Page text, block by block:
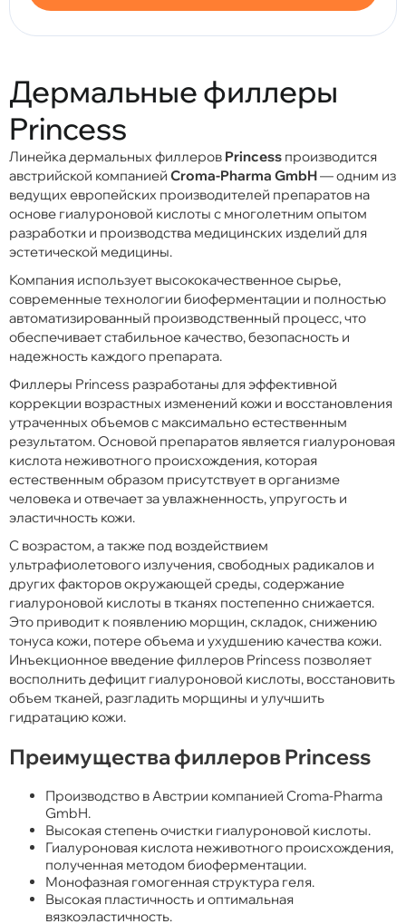
Дермальные филлеры
Princess
Линейка дермальных филлеров Princess производится
австрийской компанией Croma-Pharma GmbH— одним из
ведущих европейских производителей препаратов на
основе гиалуроновой кислоты с многолетним опытом
разработки и производства медицинских изделий для
эстетической медицины.
Компания использует высококачественное сырье,
современные технологии биоферментации и полностью
автоматизированный производственный процесс, что
обеспечивает стабильное качество, безопасность и
надежность каждого препарата.
Филлеры Princess разработаны для эффективной
коррекции возрастных изменений кожи и восстановления
утраченных объемов с максимально естественным
результатом. Основой препаратов является гиалуроновая
кислота неживотного происхождения, которая
естественным образом присутствует в организме
человека и отвечает за увлажненность, упругость и
эластичность кожи.
С возрастом, а также под воздействием
ультрафиолетового излучения, свободных радикалов и
других факторов окружающей среды, содержание
гиалуроновой кислоты в тканях постепенно снижается.
Это приводит к появлению морщин, складок, снижению
тонуса кожи, потере объема и ухудшению качества кожи.
Инъекционное введение филлеров Princess позволяет
восполнить дефицит гиалуроновой кислоты, восстановить
объем тканей, разгладить морщины и улучшить
гидратацию кожи.
Преимущества филлеров Princess
Производство в Австрии компанией Croma-Pharma
GmbH.
Высокая степень очистки гиалуроновой кислоты.
Гиалуроновая кислота неживотного происхождения,
полученная методом биоферментации.
Монофазная гомогенная структура геля.
Высокая пластичность и оптимальная
вязкоэластичность.